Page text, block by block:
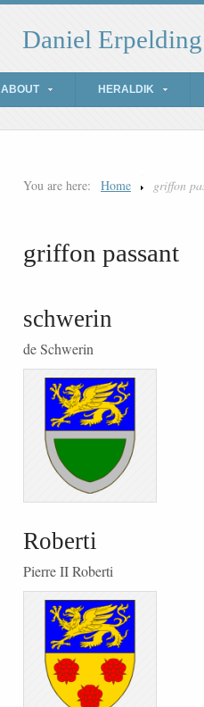
Daniel Erpelding
ABOUT HERALDIK
You are here: Home griffon
griffon passant
schwerin
de Schwerin
Roberti
Pierre II Roberti